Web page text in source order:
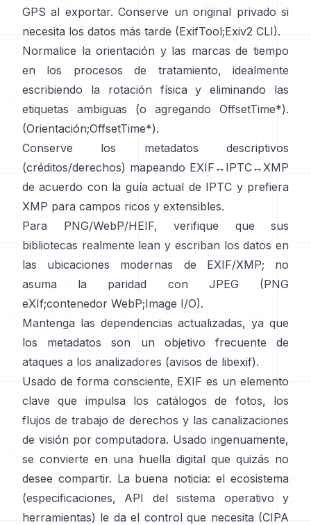
GPS al exportar. Conserve un original privado si
necesita los datos más tarde (ExifTool;Exiv2 CLI).
Normalice la orientación y las marcas de tiempo
en los procesos de tratamiento, idealmente
escribiendo la rotación física y eliminando las
etiquetas ambiguas (o agregando OffsetTime*).
(Orientación;OffsetTime*).
Conserve los metadatos descriptivos
(créditos/derechos) mapeando EXIF↔IPTC↔XMP
de acuerdo con la guía actual de IPTC y prefiera
XMP para campos ricos y extensibles.
Para PNG/WebP/HEIF, verifique que sus
bibliotecas realmente lean y escriban los datos en
las ubicaciones modernas de EXIF/XMP; no
asuma la paridad con JPEG (PNG
eXIf;contenedor WebP;Image I/O).
Mantenga las dependencias actualizadas, ya que
los metadatos son un objetivo frecuente de
ataques a los analizadores (avisos de libexif).
Usado de forma consciente, EXIF es un elemento
clave que impulsa los catálogos de fotos, los
flujos de trabajo de derechos y las canalizaciones
de visión por computadora. Usado ingenuamente,
se convierte en una huella digital que quizás no
desee compartir. La buena noticia: el ecosistema
(especificaciones, API del sistema operativo y
herramientas) le da el control que necesita (CIPA